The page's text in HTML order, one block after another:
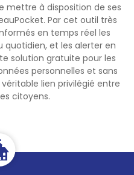
mettre à disposition de ses
Par cet outil très
en temps réel les
et les alerter en
solution gratuite pour les
personnelles et sans
lien privilégié entre
citoyens.